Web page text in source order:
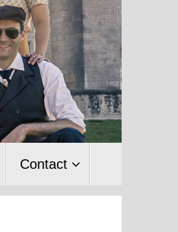
Contact